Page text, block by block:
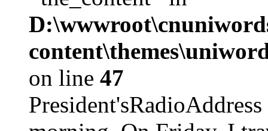
on line 47